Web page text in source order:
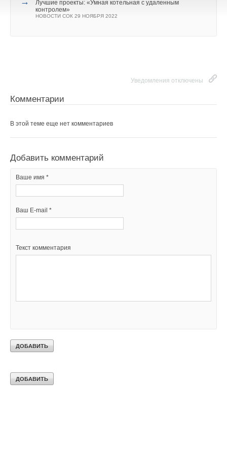
Лучшие проекты: «Умная котельная с удаленным
контролем»
НОВОСТИ СОК 29 НОЯБРЯ 2022
Уведомления отключены
Комментарии
В этой теме еще нет комментариев
Добавить комментарий
Ваше имя *
Ваш E-mail *
Текст комментария
Липецк
НОВОСТИ СОК 31 ОКТЯБРЯ 2025
Viessmann установит тепловые насосы на стадионе
В этой теме еще нет комментариев
Ваше имя *